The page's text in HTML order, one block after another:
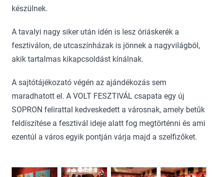
készülnek.
A tavalyi nagy siker után idén is lesz óriáskerék a
fesztiválon, de utcaszínházak is jönnek a nagyvilágból,
akik tartalmas kikapcsoldást kínálnak.
A sajtótájékozató végén az ajándékozás sem
maradhatott el. A VOLT FESZTIVÁL csapata egy új
SOPRON felirattal kedveskedett a városnak, amely betűk
feldíszítése a fesztivál ideje alatt fog megtörténni és ami
ezentúl a város egyik pontján várja majd a szelfizőket.